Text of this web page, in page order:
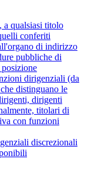
qualsiasi titolo
conferiti
di indirizzo
pubbliche di
dirigenziali (da
distinguano le
dirigenti
titolari di
con funzioni
discrezionali